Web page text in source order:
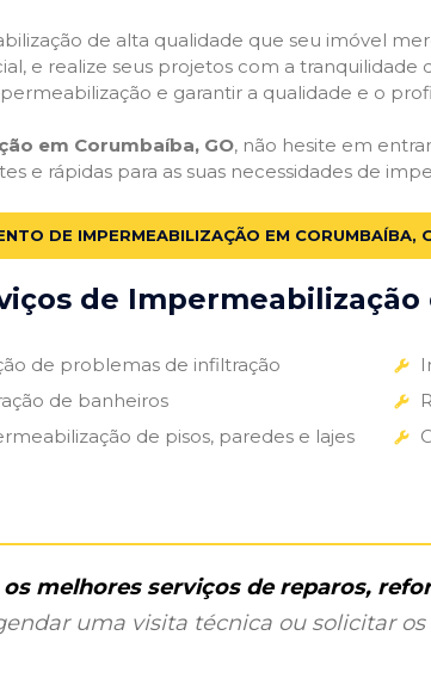
de alta qualidade que seu imóvel
e realize seus projetos com a tranquilidade
e garantir a qualidade e o
em Corumbaíba, GO, não hesite em
e rápidas para as suas necessidades de
DE IMPERMEABILIZAÇÃO EM CORUMBAÍBA,
de Impermeabilização
de problemas de infiltração
de banheiros
de pisos, paredes e lajes
os melhores serviços de reparos,
uma visita técnica ou solicitar